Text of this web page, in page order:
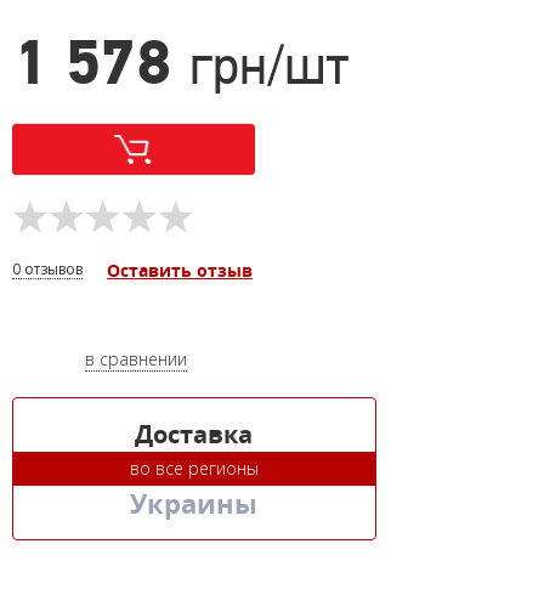
1 578 грн/шт
0 отзывов Оставить отзыв
в сравнении
Доставка
во все регионы
Украины